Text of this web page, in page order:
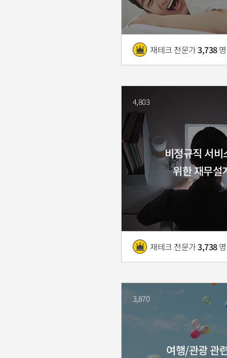
재테크 전문가3,738명
비정규직 서비
위한 재무설
재테크 전문가3,738명
4,803
여행/관광 관
3,870